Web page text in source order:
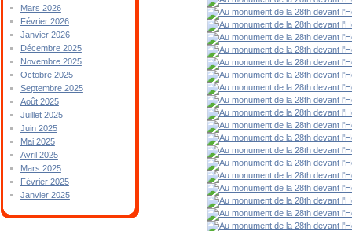
Mars 2026
Février 2026
Janvier 2026
Décembre 2025
Novembre 2025
Octobre 2025
Septembre 2025
Août 2025
Juillet 2025
Juin 2025
Mai 2025
Avril 2025
Mars 2025
Février 2025
Janvier 2025